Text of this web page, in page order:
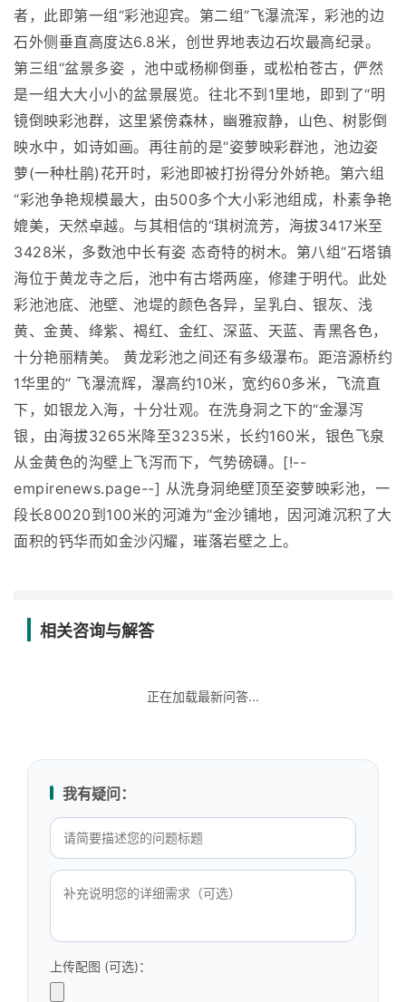
者，此即第一组“彩池迎宾。第二组“飞瀑流浑，彩池的边
石外侧垂直高度达6.8米，创世界地表边石坎最高纪录。
第三组“盆景多姿 ，池中或杨柳倒垂，或松柏苍古，俨然
是一组大大小小的盆景展览。往北不到1里地，即到了“明
镜倒映彩池群，这里紧傍森林，幽雅寂静，山色、树影倒
映水中，如诗如画。再往前的是“姿萝映彩群池，池边姿
萝(一种杜鹃)花开时，彩池即被打扮得分外娇艳。第六组
“彩池争艳规模最大，由500多个大小彩池组成，朴素争艳
媲美，天然卓越。与其相信的“琪树流芳，海拔3417米至
3428米，多数池中长有姿 态奇特的树木。第八组“石塔镇
海位于黄龙寺之后，池中有古塔两座，修建于明代。此处
彩池池底、池壁、池堤的颜色各异，呈乳白、银灰、浅
黄、金黄、绛紫、褐红、金红、深蓝、天蓝、青黑各色，
十分艳丽精美。 黄龙彩池之间还有多级瀑布。距涪源桥约
1华里的“ 飞瀑流辉，瀑高约10米，宽约60多米，飞流直
下，如银龙入海，十分壮观。在洗身洞之下的“金瀑泻
银，由海拔3265米降至3235米，长约160米，银色飞泉
从金黄色的沟壁上飞泻而下，气势磅礴。[!--
empirenews.page--] 从洗身洞绝壁顶至姿萝映彩池，一
段长80020到100米的河滩为“金沙铺地，因河滩沉积了大
面积的钙华而如金沙闪耀，璀落岩壁之上。
相关咨询与解答
正在加载最新问答...
我有疑问：
上传配图 (可选)：